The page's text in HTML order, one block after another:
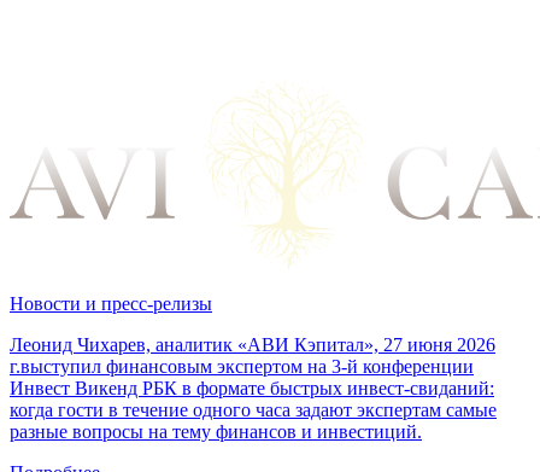
Новости и пресс-релизы
Леонид Чихарев, аналитик «АВИ Кэпитал», 27 июня 2026
г.выступил финансовым экспертом на 3-й конференции
Инвест Викенд РБК в формате быстрых инвест-свиданий:
когда гости в течение одного часа задают экспертам самые
разные вопросы на тему финансов и инвестиций.